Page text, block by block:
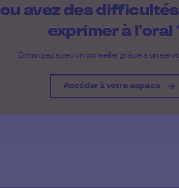
ou avez des
exprimer à l’oral
Échangez avec un conseiller grâce à un
Accéder à votre espace